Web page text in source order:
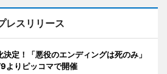
レスリリース
定！「悪役のエンディングは死のみ」
よりピッコマで開催